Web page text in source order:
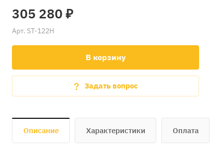
305 280 ₽
Арт. ST-122H
В корзину
Задать вопрос
Описание Характеристики Оплата